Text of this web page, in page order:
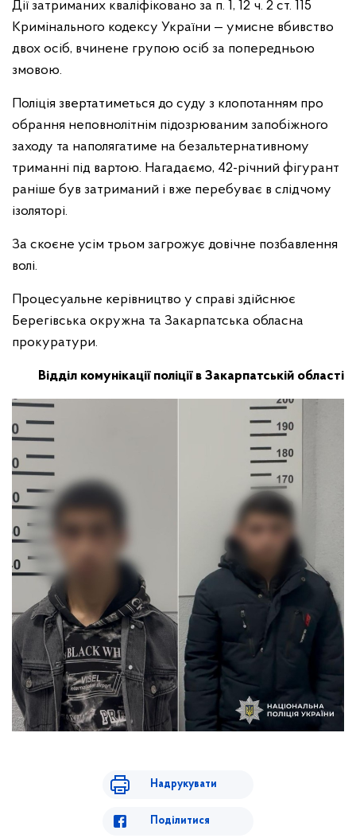
Дії затриманих кваліфіковано за п. 1, 12 ч. 2 ст. 115
Кримінального кодексу України — умисне вбивство
двох осіб, вчинене групою осіб за попередньою
змовою.
Поліція звертатиметься до суду з клопотанням про
обрання неповнолітнім підозрюваним запобіжного
заходу та наполягатиме на безальтернативному
триманні під вартою. Нагадаємо, 42-річний фігурант
раніше був затриманий і вже перебуває в слідчому
ізоляторі.
За скоєне усім трьом загрожує довічне позбавлення
волі.
Процесуальне керівництво у справі здійснює
Берегівська окружна та Закарпатська обласна
прокуратури.
Відділ комунікації поліції в Закарпатській області
Надрукувати
Поділитися